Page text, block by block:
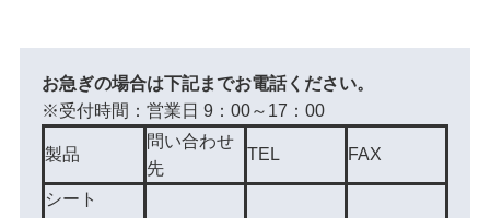
お急ぎの場合は下記までお電話ください。
※受付時間：営業日 9：00～17：00
製品
問い合わせ
先
TEL FAX
シート